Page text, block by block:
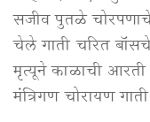
सजीव पुतळे
चेले गाती चरित
मृत्यूने काळाची आरती
मंत्रिगण चोरायण गाती